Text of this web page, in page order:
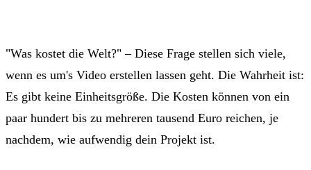
"Was kostet die Welt?" – Diese Frage stellen sich viele,
wenn es um's Video erstellen lassen geht. Die Wahrheit ist:
Es gibt keine Einheitsgröße. Die Kosten können von ein
paar hundert bis zu mehreren tausend Euro reichen, je
nachdem, wie aufwendig dein Projekt ist.